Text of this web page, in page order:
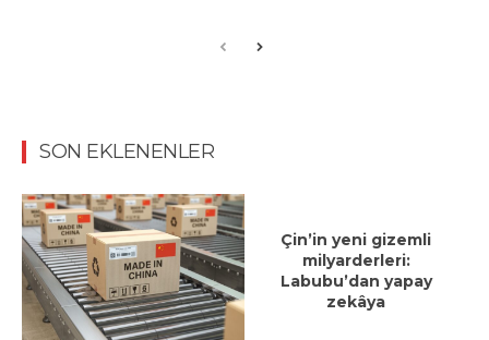
SON EKLENENLER
Çin’in yeni gizemli
milyarderleri:
Labubu’dan yapay
zekâya